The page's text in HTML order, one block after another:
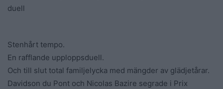
Stenhårt tempo.
En rafflande upploppsduell.
Och till slut total familjelycka med mängder av glädjetårar.
Davidson du Pont och Nicolas Bazire segrade i Prix